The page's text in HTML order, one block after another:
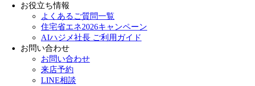
お役立ち情報
よくあるご質問一覧
住宅省エネ2026キャンペーン
AIハジメ社長 ご利用ガイド
お問い合わせ
お問い合わせ
来店予約
LINE相談